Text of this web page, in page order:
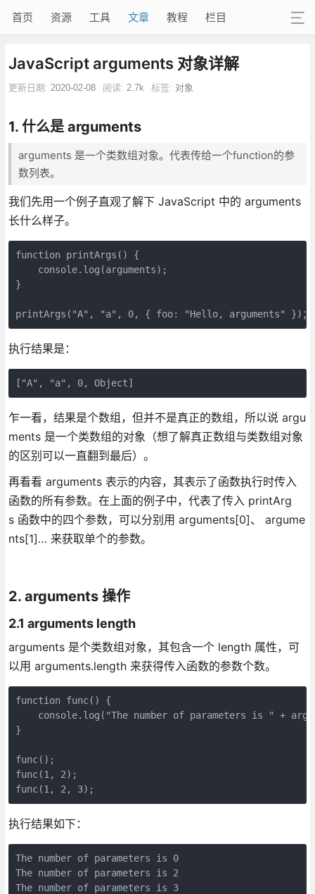
首页 资源 工具 文章 教程 栏目
JavaScript arguments 对象详解
更新日期: 2020-02-08 阅读: 2.7k 标签: 对象
1. 什么是 arguments
arguments 是一个类数组对象。代表传给一个function的参
数列表。
我们先用一个例子直观了解下 JavaScript 中的 arguments
长什么样子。
function printArgs() {
    console.log(arguments);
}
printArgs("A", "a", 0, { foo: "Hello, arguments" })；
执行结果是：
["A", "a", 0, Object]
乍一看，结果是个数组，但并不是真正的数组，所以说 argu
ments 是一个类数组的对象（想了解真正数组与类数组对象
的区别可以一直翻到最后）。
再看看 arguments 表示的内容，其表示了函数执行时传入
函数的所有参数。在上面的例子中，代表了传入 printArg
s 函数中的四个参数，可以分别用 arguments[0]、 argume
nts[1]… 来获取单个的参数。
2. arguments 操作
2.1 arguments length
arguments 是个类数组对象，其包含一个 length 属性，可
以用 arguments.length 来获得传入函数的参数个数。
function func() {
console.log("The number of parameters is " +
}
func();
func(1, 2);
func(1, 2, 3);
执行结果如下：
The number of parameters is 0
The number of parameters is 2
The number of parameters is 3